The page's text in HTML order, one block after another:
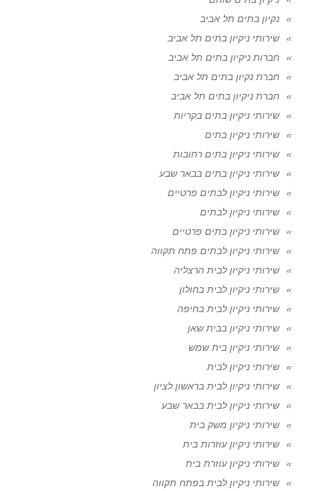
נקיון בתים תל אביב
שירותי ניקיון בתים תל אביב
חברות ניקיון בתים תל אביב
חברת נקיון בתים תל אביב
חברת ניקיון בתים תל אביב
שירותי ניקיון בתים בקריות
שירותי ניקיון בתים
שירותי ניקיון בתים רחובות
שירותי ניקיון בתים בבאר שבע
שירותי ניקיון לבתים פרטיים
שירותי ניקיון לבתים
שירותי ניקיון בתים פרטיים
שירותי ניקיון לבתים פתח תקווה
שירותי ניקיון לבית הרצליה
שירותי ניקיון לבית בחולון
שירותי ניקיון לבית בחיפה
שירותי ניקיון בבית שאן
שירותי ניקיון בית שמש
שירותי ניקיון לבית
שירותי ניקיון לבית בראשון לציון
שירותי ניקיון לבית בבאר שבע
שירותי ניקיון משק בית
שירותי ניקיון עוזרות בית
שירותי ניקיון עוזרת בית
שירותי ניקיון לבית בפתח תקווה